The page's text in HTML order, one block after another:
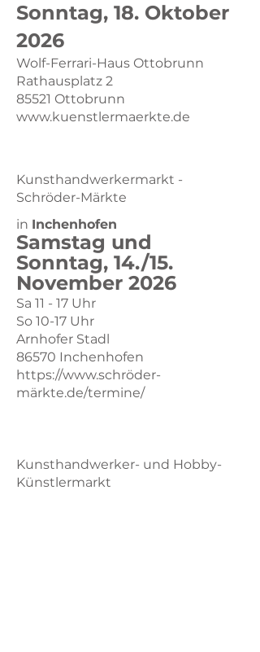
Sonntag, 18. Oktober
2026
Wolf-Ferrari-Haus Ottobrunn
Rathausplatz 2
85521 Ottobrunn
www.kuenstlermaerkte.de
Kunsthandwerkermarkt -
Schröder-Märkte
in Inchenhofen
Samstag und
Sonntag, 14./15.
November 2026
Sa 11 - 17 Uhr
So 10-17 Uhr
Arnhofer Stadl
86570 Inchenhofen
https://www.schröder-
märkte.de/termine/
Kunsthandwerker- und Hobby-
Künstlermarkt